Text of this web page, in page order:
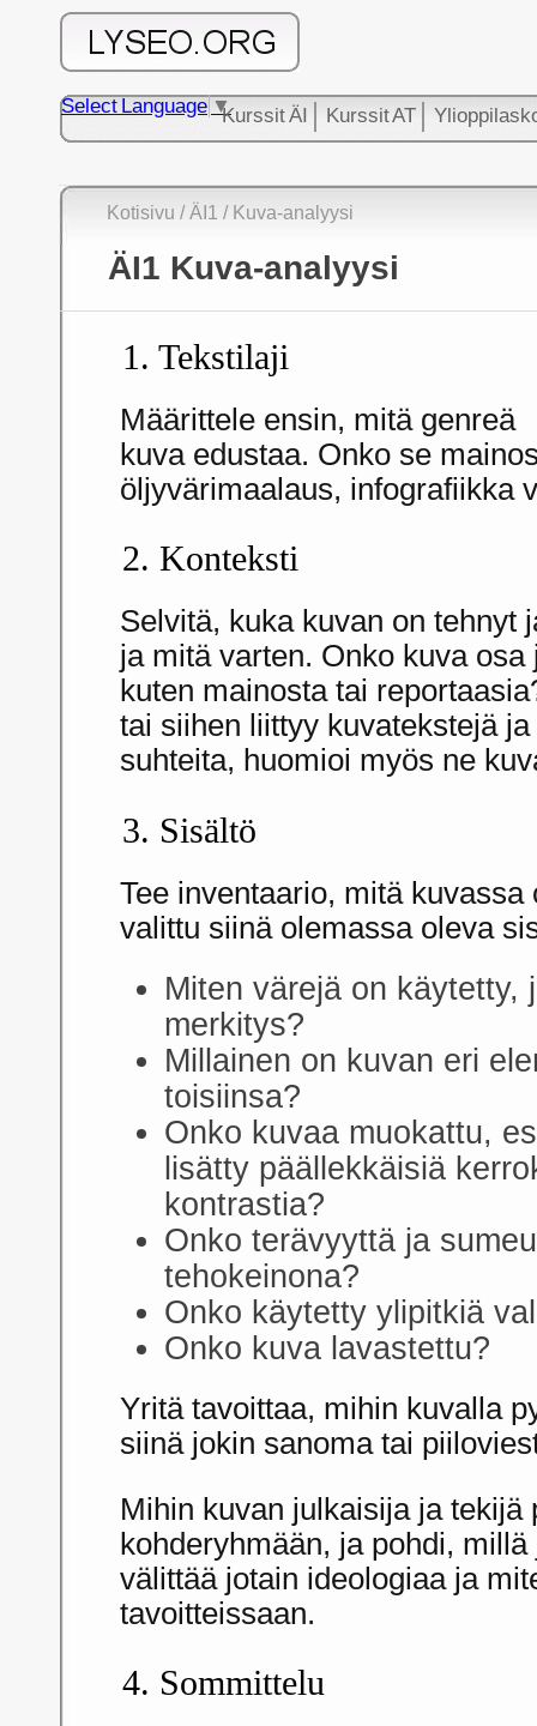
Kurssit ÄI Kurssit AT
Select Language ▼
Kotisivu /ÄI1 / Kuva-analyysi
ÄI1 Kuva-analyysi
1. Tekstilaji
Määrittele ensin, mitä genreä
kuva edustaa. Onko se
öljyvärimaalaus, infografiikka
2. Konteksti
Selvitä, kuka kuvan on tehnyt
ja mitä varten. Onko kuva
kuten mainosta tai
tai siihen liittyy kuvatekstejä
suhteita, huomioi myös ne
3. Sisältö
Tee inventaario, mitä
valittu siinä olemassa oleva
Miten värejä on käytetty,
merkitys?
Millainen on kuvan eri
toisiinsa?
Onko kuvaa muokattu,
lisätty päällekkäisiä
kontrastia?
Onko terävyyttä ja
tehokeinona?
Onko käytetty ylipitkiä
Onko kuva lavastettu?
Yritä tavoittaa, mihin kuvalla
siinä jokin sanoma tai
Mihin kuvan julkaisija ja tekijä
kohderyhmään, ja pohdi,
välittää jotain ideologiaa ja
tavoitteissaan.
4. Sommittelu